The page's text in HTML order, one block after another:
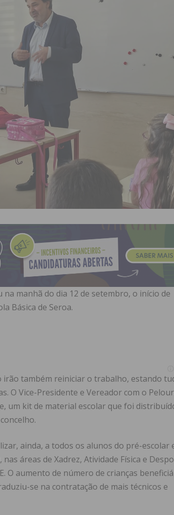
manhã do dia 12 de setembro, o início de
Básica de Seroa.
irão também reiniciar o trabalho, estando
O Vice-Presidente e Vereador com o
um kit de material escolar que foi
ainda, a todos os alunos do pré-escolar
áreas de Xadrez, Atividade Física e
O aumento de número de crianças
se na contratação de mais técnicos e